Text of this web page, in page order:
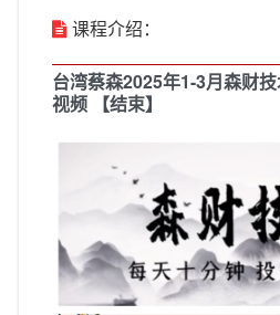
课程介绍：
台湾蔡森2025年1-3月森财
视频 【结束】